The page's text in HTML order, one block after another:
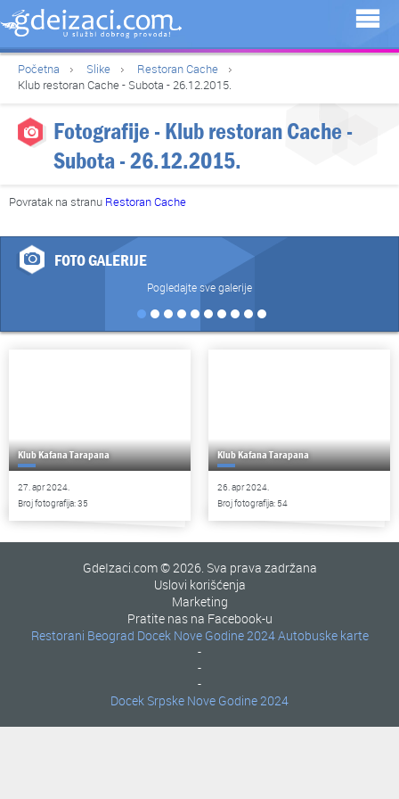
Početna Slike
Restoran Cache
Klub restoran Cache - Subota - 26.12.2015.
Fotografije - Klub restoran Cache -
Subota - 26.12.2015.
Povratak na stranu Restoran Cache
FOTO GALERIJE
Pogledajte sve galerije
Klub Kafana Tarapana
27. apr 2024.
Broj fotografija: 35
Klub Kafana Tarapana
26. apr 2024.
Broj fotografija: 54
GdeIzaci.com © 2026. Sva prava zadržana
Uslovi korišćenja
Marketing
Pratite nas na Facebook-u
Restorani Beograd
-
Docek Nove Godine 2024
-
Autobuske karte
-
Docek Srpske Nove Godine 2024